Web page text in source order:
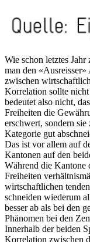
Wie schon letztes
man den
zwischen
Korrelation sollte
bedeutet also nicht,
Freiheiten die
erschwert, sondern
Kategorie gut
Das ist vor allem auf
Kantonen auf den
Während die Kantone
Freiheiten
wirtschaftlichen
schneiden wiederum
besser ab als bei den
Phänomen bei den
Innerhalb der beiden
Korrelation zwischen